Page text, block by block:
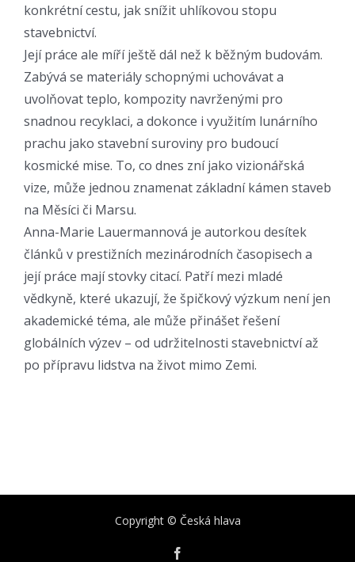
konkrétní cestu, jak snížit uhlíkovou stopu
stavebnictví.
Její práce ale míří ještě dál než k běžným budovám.
Zabývá se materiály schopnými uchovávat a
uvolňovat teplo, kompozity navrženými pro
snadnou recyklaci, a dokonce i využitím lunárního
prachu jako stavební suroviny pro budoucí
kosmické mise. To, co dnes zní jako vizionářská
vize, může jednou znamenat základní kámen staveb
na Měsíci či Marsu.
Anna-Marie Lauermannová je autorkou desítek
článků v prestižních mezinárodních časopisech a
její práce mají stovky citací. Patří mezi mladé
vědkyně, které ukazují, že špičkový výzkum není jen
akademické téma, ale může přinášet řešení
globálních výzev – od udržitelnosti stavebnictví až
po přípravu lidstva na život mimo Zemi.
Copyright © Česká hlava